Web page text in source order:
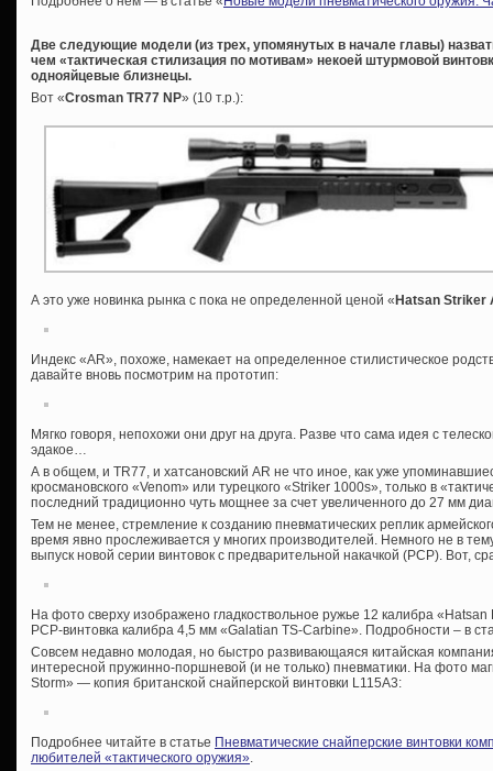
Две следующие модели (из трех, упомянутых в начале главы)
чем «тактическая стилизация по мотивам» некоей штурмовой
однояйцевые близнецы.
Вот «Crosman TR77 NP» (10 т.р.):
А это уже новинка рынка с пока не определенной ценой « Hatsan Striker
Индекс «AR», похоже, намекает на определенное стилистическое
давайте вновь посмотрим на прототип:
Мягко говоря, непохожи они друг на друга. Разве что сама идея с
эдакое…
А в общем, и TR77, и хатсановский AR не что иное, как уже
кросмановского «Venom» или турецкого «Striker 1000s», только в
последний традиционно чуть мощнее за счет увеличенного до 27 мм
Тем не менее, стремление к созданию пневматических реплик
время явно прослеживается у многих производителей. Немного не в
выпуск новой серии винтовок с предварительной накачкой (PCP). Вот,
На фото сверху изображено гладкоствольное ружье 12 калибра «Hatsan
PCP-винтовка калибра 4,5 мм «Galatian TS-Carbine». Подробности – в
Совсем недавно молодая, но быстро развивающаяся китайская
интересной пружинно-поршневой (и не только) пневматики. На фото
Storm» — копия британской снайперской винтовки L115A3:
Подробнее читайте в статье Пневматические снайперские винтовки
любителей «тактического оружия».